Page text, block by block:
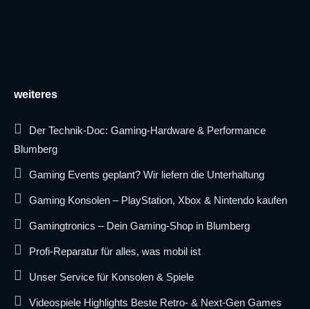
weiteres
Der Technik-Doc: Gaming-Hardware & Performance
Blumberg
Gaming Events geplant? Wir liefern die Unterhaltung
Gaming Konsolen – PlayStation, Xbox & Nintendo kaufen
Gamingtronics – Dein Gaming-Shop in Blumberg
Profi-Reparatur für alles, was mobil ist
Unser Service für Konsolen & Spiele
Videospiele Highlights Beste Retro- & Next-Gen Games